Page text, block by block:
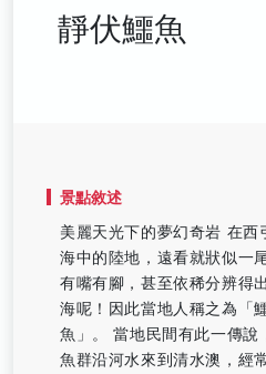
靜伏鱷魚
景點敘述
美麗天光下的夢幻奇岩 在西
海中的陸地，遠看就狀似一
有嘴有腳，甚至依稀分辨得
海呢！因此當地人稱之為「
魚」。 當地民間有此一傳說
魚群沿河水來到清水澳，經